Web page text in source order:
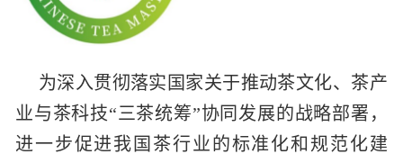
为深入贯彻落实国家关于推动茶文化、茶产
业与茶科技“三茶统筹”协同发展的战略部署，
进一步促进我国茶行业的标准化和规范化建